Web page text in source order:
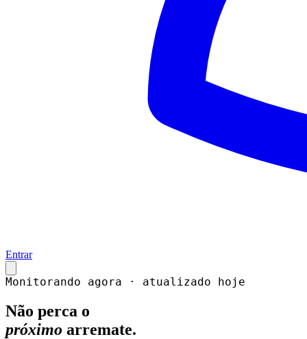
Entrar
Monitorando agora · atualizado hoje
Não perca o
próximo arremate.